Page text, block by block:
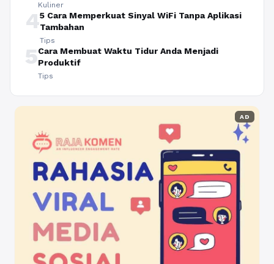
Kuliner
45 Cara Memperkuat Sinyal WiFi Tanpa Aplikasi
Tambahan
Tips
5Cara Membuat Waktu Tidur Anda Menjadi
Produktif
Tips
AD